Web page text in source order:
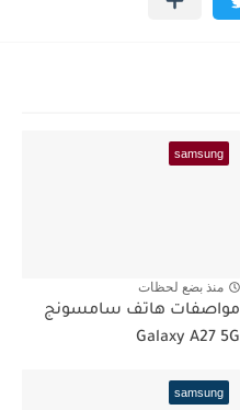
samsung
منذ بضع لحظات
مواصفات هاتف سامسونج
Galaxy A27 5G
samsung